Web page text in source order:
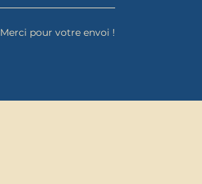
Merci pour votre envoi !